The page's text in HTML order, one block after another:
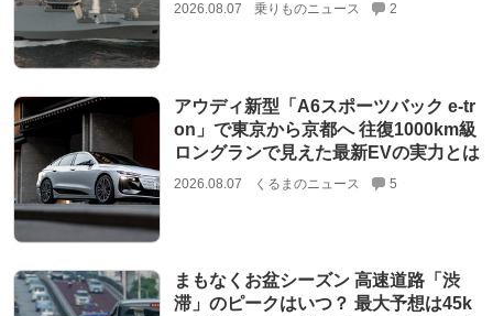
2026.08.07 乗りものニュース 2
アウディ新型「A6スポーツバック e-tr
on」で東京から京都へ 往復1000km級
ロングランで見えた最新EVの実力とは
2026.08.07 くるまのニュース 5
まもなくお盆シーズン 高速道路「渋
滞」のピークはいつ？ 最大予想は45k